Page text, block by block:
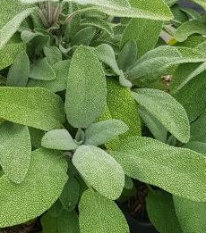
Fourgères
Bambous et graminées